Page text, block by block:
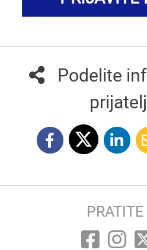
Podelite